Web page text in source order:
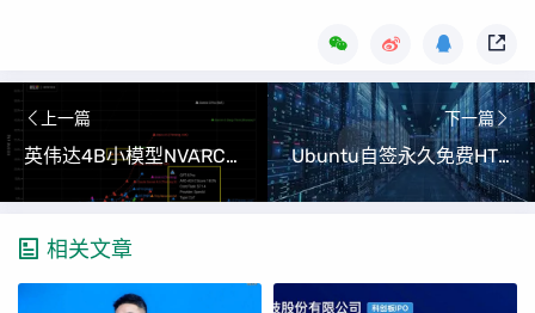
上一篇
英伟达4B小模型NVARC登顶ARC-AGI 2，成本仅为GPT-5 Pro的1/36
下一篇
Ubuntu自签永久免费HTTPS证书（手把手教你避开所有坑，小白也能轻松部署）
相关文章